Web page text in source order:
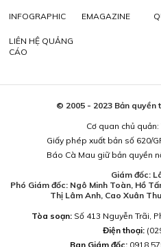
INFOGRAPHIC EMAGAZINE
LIÊN HỆ QUẢNG
CÁO
© 2005 - 2023 Bản quyền
Cơ quan chủ
Giấy phép xuất bản số 620/
Báo Cà Mau giữ bản quyền
Giám đốc:
Phó Giám đốc: Ngô Minh Toàn, Hồ
Thị Lâm Anh, Cao Xuân
Tòa soạn:Số 413 Nguyễn Trãi,
Điện thoại:
Ban Giám đốc: